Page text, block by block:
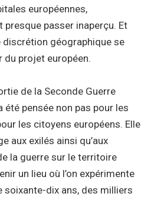
européennes,
presque passer inaperçu. Et
géographique se
du projet européen.
de la Seconde Guerre
été pensée non pas pour les
les citoyens européens. Elle
aux exilés ainsi qu’aux
la guerre sur le territoire
un lieu où l’on expérimente
soixante-dix ans, des milliers